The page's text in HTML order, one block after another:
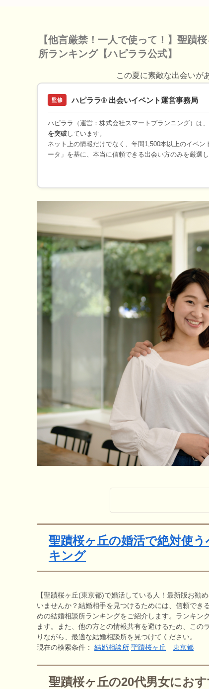
【他言厳禁！一人で使って！】聖蹟
所ランキング【ハピララ公式】
この夏に素敵な出会いが
監修 ハピララ® 出会いイベント運営事務局
ハピララ（運営：株式会社スマートプランニング）は
を突破 しています。
ネット上の情報だけでなく、年間1,500本以上のイベ
ータ」を基に、本当に信頼できる出会い方のみを厳選し
聖蹟桜ヶ丘の婚活で絶対使
キング
【聖蹟桜ヶ丘(東京都)で婚活している人！最新版お勧
いませんか？結婚相手を見つけるためには、信頼で
めの結婚相談所ランキングをご紹介します。ランキン
ます。また、他の方との情報共有を避けるため、こ
りながら、最適な結婚相談所を見つけてください。
現在の検索条件： 結婚相談所 聖蹟桜ヶ丘 東京都
聖蹟桜ヶ丘の20代男女にお